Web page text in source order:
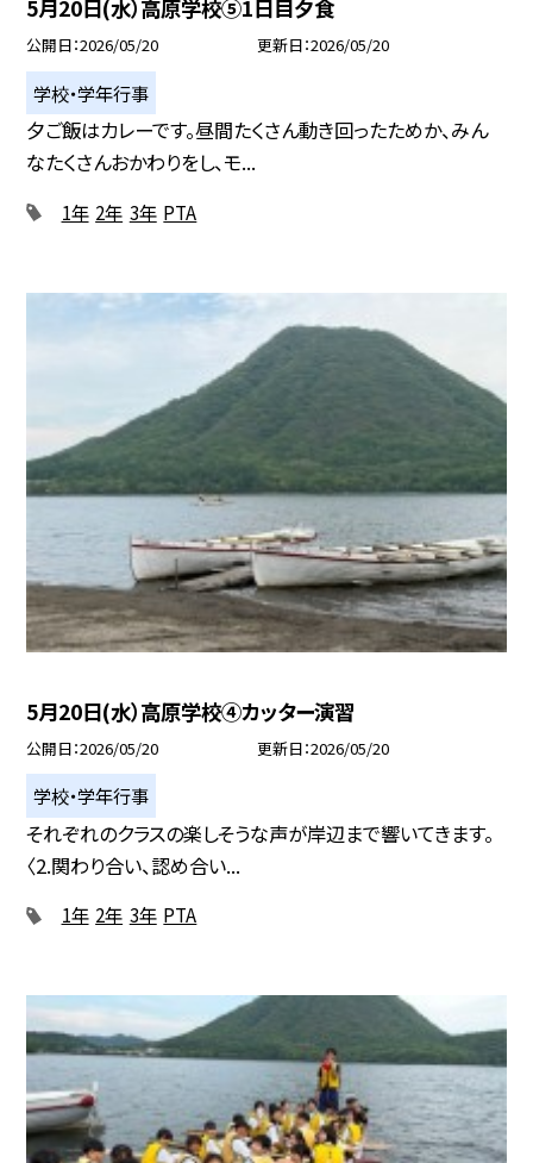
5月20日(水）高原学校⑤1日目夕食
公開日 2026/05/20 更新日 2026/05/20
学校・学年行事
夕ご飯はカレーです。昼間たくさん動き回ったためか、みん
なたくさんおかわりをし、モ...
1年 2年 3年 PTA
5月20日(水）高原学校④カッター演習
公開日 2026/05/20 更新日 2026/05/20
学校・学年行事
それぞれのクラスの楽しそうな声が岸辺まで響いてきます。
〈2.関わり合い、認め合い...
1年 2年 3年 PTA